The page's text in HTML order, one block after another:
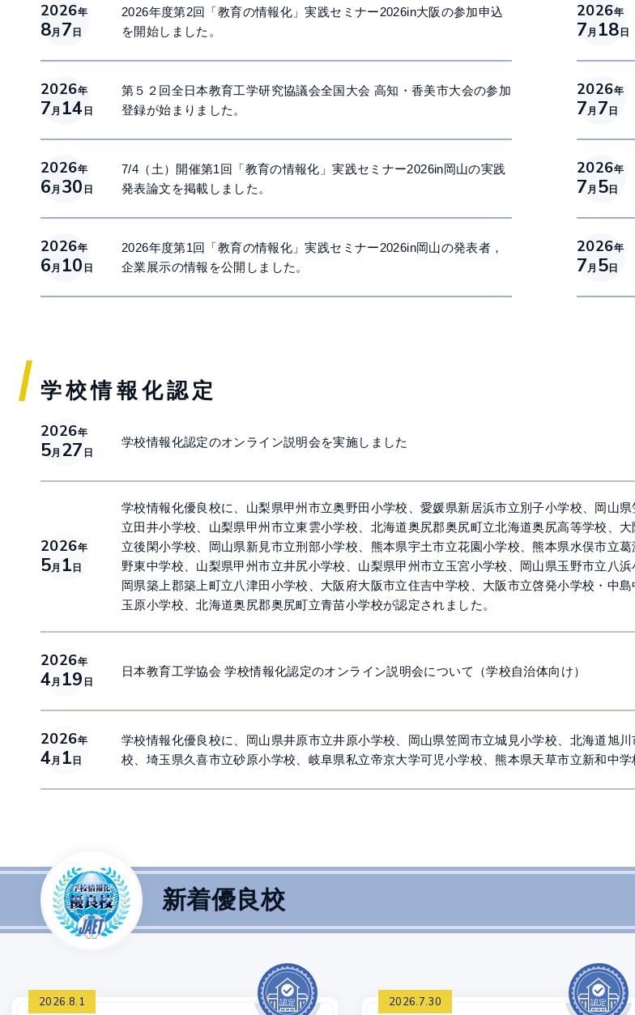
2026年
8月 7 日
2026年度第2回「教育の情報化」実践セミナー2026in大阪の参加申込
を開始しました。
2026年
7月 14 日
第５２回全日本教育工学研究協議会全国大会 高知・香美市大会の参加
登録が始まりました。
2026年
6月 30 日
7/4（土）開催第1回「教育の情報化」実践セミナー2026in岡山の実践
発表論文を掲載しました。
2026年
6月 10 日
2026年度第1回「教育の情報化」実践セミナー2026in岡山の発表者，
企業展示の情報を公開しました。
2026年
7月 18 日
2026年
7月 7 日
2026年
7月 5 日
2026年
7月 5 日
学校情報化認定
2026年
5月 27 日
学校情報化認定のオンライン説明会を実施しました
2026年
5月 1 日
学校情報化優良校に、山梨県甲州市立奥野田小学校、愛媛県新居浜市立別子小学校、岡山
立田井小学校、山梨県甲州市立東雲小学校、北海道奥尻郡奥尻町立北海道奥尻高等学校、
立後閑小学校、岡山県新見市立刑部小学校、熊本県宇土市立花園小学校、熊本県水俣市立
野東中学校、山梨県甲州市立井尻小学校、山梨県甲州市立玉宮小学校、岡山県玉野市立八
岡県築上郡築上町立八津田小学校、大阪府大阪市立住吉中学校、大阪市立啓発小学校・中
玉原小学校、北海道奥尻郡奥尻町立青苗小学校が認定されました。
2026年
4月 19 日
日本教育工学協会 学校情報化認定のオンライン説明会について（学校自治体向け）
2026年
4月 1 日
学校情報化優良校に、岡山県井原市立井原小学校、岡山県笠岡市立城見小学校、北海道旭
校、埼玉県久喜市立砂原小学校、岐阜県私立帝京大学可児小学校、熊本県天草市立新和中学
新着優良校
2026.8.1 2026.7.30